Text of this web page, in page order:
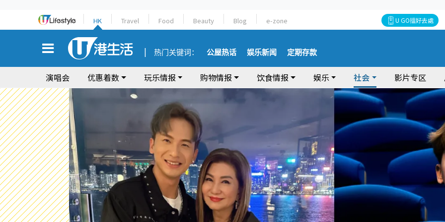
HK Travel Food Beauty Blog e-zone U GO搵好去處
热门关键词： 公屋热话 娱乐新闻 定期存款
演唱会 优惠着数 玩乐情报 购物情报 饮食情报 娱乐 社会 影片专区